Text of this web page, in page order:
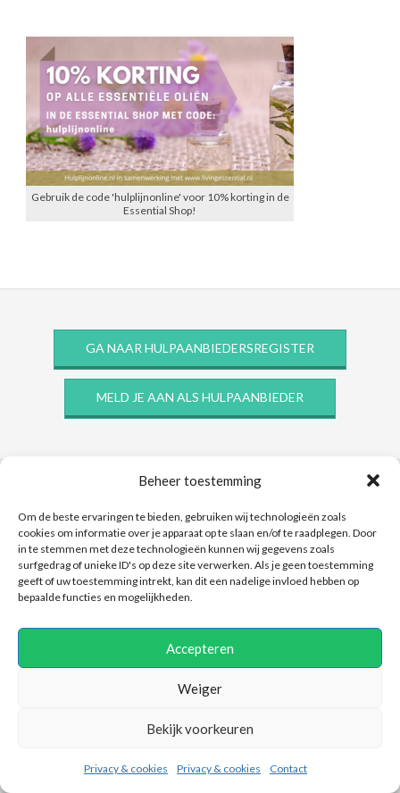
Beheer toestemming
Om de beste ervaringen te bieden, gebruiken wij technologieën zoals
cookies om informatie over je apparaat op te slaan en/of te raadplegen. Door
in te stemmen met deze technologieën kunnen wij gegevens zoals
surfgedrag of unieke ID's op deze site verwerken. Als je geen toestemming
geeft of uw toestemming intrekt, kan dit een nadelige invloed hebben op
bepaalde functies en mogelijkheden.
Accepteren
Weiger
Bekijk voorkeuren
Privacy & cookies Privacy & cookies Contact
Gebruik de code 'hulplijnonline' voor 10% korting in de
Essential Shop!
GA NAAR HULPAANBIEDERSREGISTER
MELD JE AAN ALS HULPAANBIEDER
Home
Nu beschikbaar
Hulpaanbod
Aanmelding als hulpaanbieder
Zoeken
Algemene voorwaarden
Aanmelden als telefonisch consulent
Online sessie aanbieden